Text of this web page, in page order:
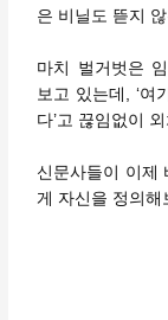
은 비닐도 뜯지
마치 벌거벗은
보고 있는데, ‘여
다’고 끊임없이
신문사들이 이제
게 자신을 정의